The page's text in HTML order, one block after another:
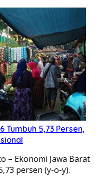
Tumbuh 5,73 Persen,
– Ekonomi Jawa Barat
persen (y-o-y).